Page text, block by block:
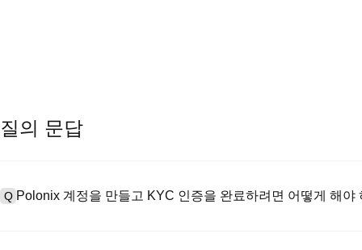
질의 문답
Q Polonix 계정을 만들고 KYC 인증을 완료하려면 어떻게 해야